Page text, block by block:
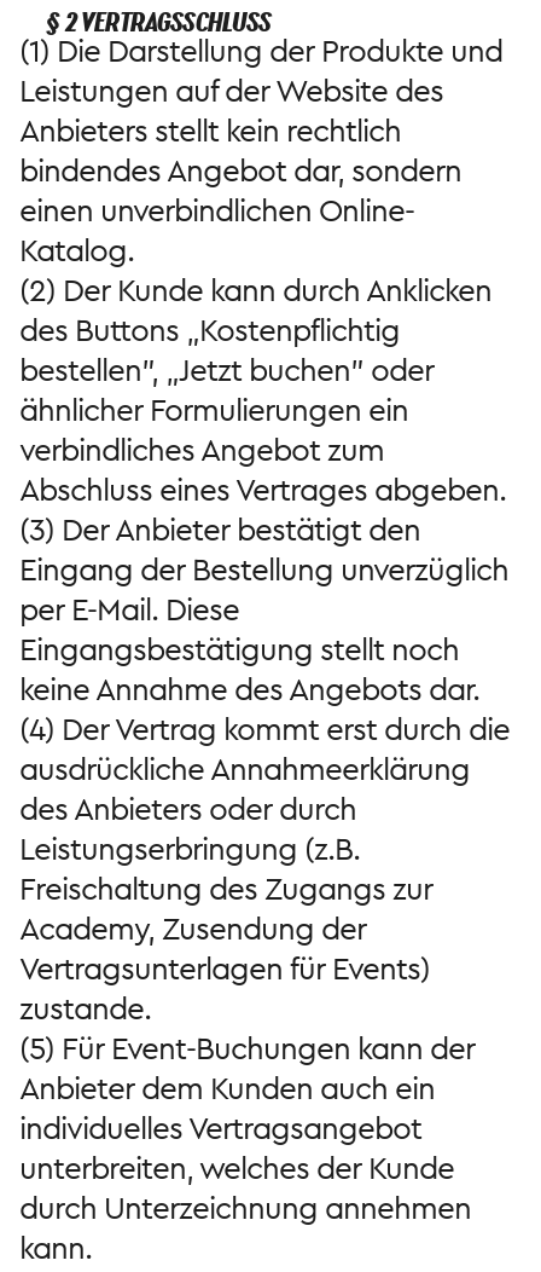
§ 2 VERTRAGSSCHLUSS
(1) Die Darstellung der Produkte und
Leistungen auf der Website des
Anbieters stellt kein rechtlich
bindendes Angebot dar, sondern
einen unverbindlichen Online-
Katalog.
(2) Der Kunde kann durch Anklicken
des Buttons „Kostenpflichtig
bestellen", „Jetzt buchen" oder
ähnlicher Formulierungen ein
verbindliches Angebot zum
Abschluss eines Vertrages abgeben.
(3) Der Anbieter bestätigt den
Eingang der Bestellung unverzüglich
per E-Mail. Diese
Eingangsbestätigung stellt noch
keine Annahme des Angebots dar.
(4) Der Vertrag kommt erst durch die
ausdrückliche Annahmeerklärung
des Anbieters oder durch
Leistungserbringung (z.B.
Freischaltung des Zugangs zur
Academy, Zusendung der
Vertragsunterlagen für Events)
zustande.
(5) Für Event-Buchungen kann der
Anbieter dem Kunden auch ein
individuelles Vertragsangebot
unterbreiten, welches der Kunde
durch Unterzeichnung annehmen
kann.